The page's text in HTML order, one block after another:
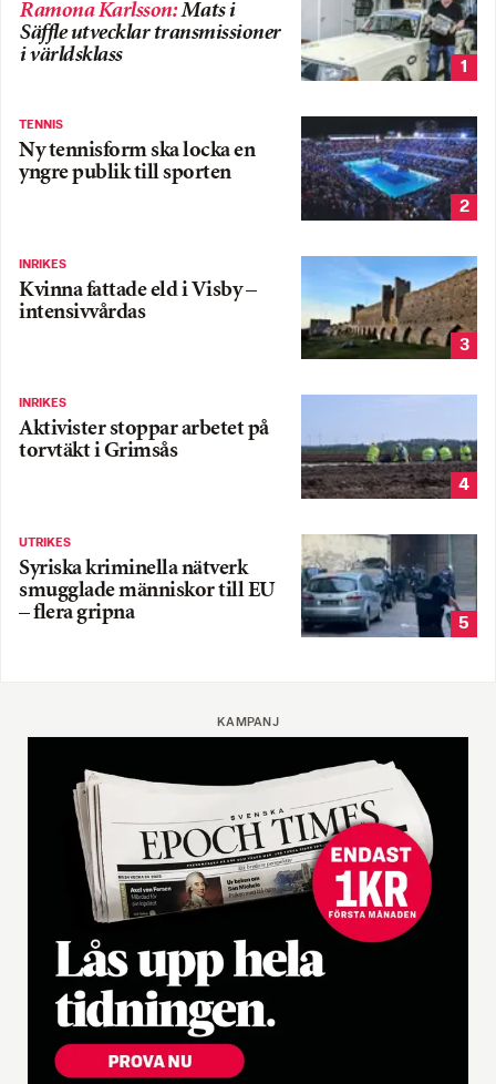
Ramona Karlsson:Mats i
Säffle utvecklar transmissioner
i världsklass
1
TENNIS
Ny tennisform ska locka en
yngre publik till sporten
2
INRIKES
Kvinna fattade eld i Visby –
intensivvårdas
3
INRIKES
Aktivister stoppar arbetet på
torvtäkt i Grimsås
4
UTRIKES
Syriska kriminella nätverk
smugglade människor till EU
– flera gripna
5
KAMPANJ